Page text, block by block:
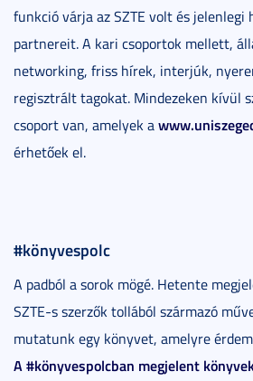
funkció várja az SZTE volt és jelenlegi
partnereit. A kari csoportok mellett,
networking, friss hírek, interjúk,
regisztrált tagokat. Mindezeken kívül
csoport van, amelyek a
érhetőek el.
#könyvespolc
A padból a sorok mögé. Hetente
SZTE-s szerzők tollából származó
mutatunk egy könyvet, amelyre
A #könyvespolcban megjelent